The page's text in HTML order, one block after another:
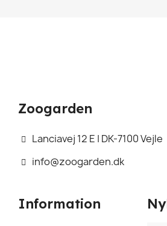
Zoogarden
Lanciavej 12 E | DK-7100 Vejle
info@zoogarden.dk
Information